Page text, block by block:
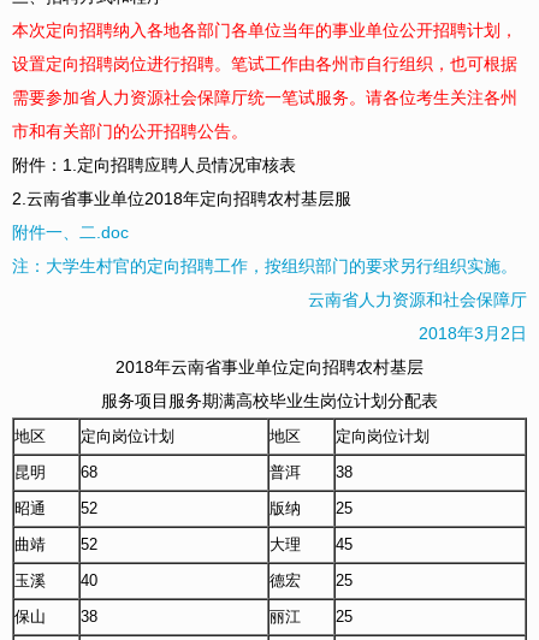
本次定向招聘纳入各地各部门各单位当年的事业单位公开招聘计划，
设置定向招聘岗位进行招聘。笔试工作由各州市自行组织，也可根据
需要参加省人力资源社会保障厅统一笔试服务。请各位考生关注各州
市和有关部门的公开招聘公告。
附件：1.定向招聘应聘人员情况审核表
2.云南省事业单位2018年定向招聘农村基层服
附件一、二.doc
注：大学生村官的定向招聘工作，按组织部门的要求另行组织实施。
云南省人力资源和社会保障厅
2018年3月2日
2018年云南省事业单位定向招聘农村基层
服务项目服务期满高校毕业生岗位计划分配表
地区 定向岗位计划 地区
定向岗位计划
昆明
68 普洱
38
昭通
52 版纳
25
曲靖
52 大理
45
玉溪
40 德宏
25
保山
38 丽江
25